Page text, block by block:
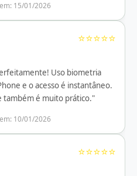
15/01/2026
⭐⭐⭐⭐⭐
Uso biometria
e o acesso é instantâneo.
também é muito prático."
10/01/2026
⭐⭐⭐⭐⭐